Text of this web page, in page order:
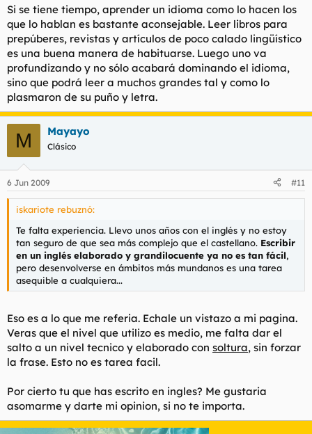
Si se tiene tiempo, aprender un idioma como lo hacen los
que lo hablan es bastante aconsejable. Leer libros para
prepúberes, revistas y artículos de poco calado lingüístico
es una buena manera de habituarse. Luego uno va
profundizando y no sólo acabará dominando el idioma,
sino que podrá leer a muchos grandes tal y como lo
plasmaron de su puño y letra.
M Mayayo
Clásico
6 Jun 2009 #11
iskariote rebuznó:
Te falta experiencia. Llevo unos años con el inglés y no estoy
tan seguro de que sea más complejo que el castellano. Escribir
en un inglés elaborado y grandilocuente ya no es tan fácil,
pero desenvolverse en ámbitos más mundanos es una tarea
asequible a cualquiera...
Eso es a lo que me referia. Echale un vistazo a mi pagina.
Veras que el nivel que utilizo es medio, me falta dar el
salto a un nivel tecnico y elaborado con soltura, sin forzar
la frase. Esto no es tarea facil.
Por cierto tu que has escrito en ingles? Me gustaria
asomarme y darte mi opinion, si no te importa.